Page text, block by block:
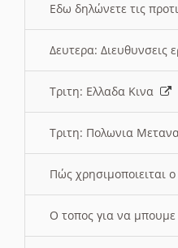
Εδω δηλώνετε τις
Δευτερα: Διευθυνσεις
Τριτη: Ελλαδα Κινα
Τριτη: Πολωνια
Πώς χρησιμοποιειται
O τοπος για να